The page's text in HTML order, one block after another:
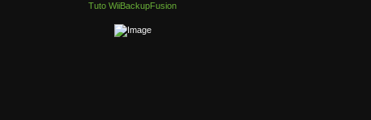
Tuto WiiBackupFusion